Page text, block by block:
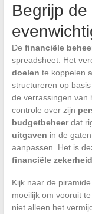
Begrijp
De financiële
spreadsheet. Het
doelen te koppelen
structureren op
de verrassingen van
controle over zijn
budgetbeheerdat
uitgaven in de
aanpassen. Het is
financiële zekerheid
Kijk naar de
moeilijk om vooruit
niet alleen het